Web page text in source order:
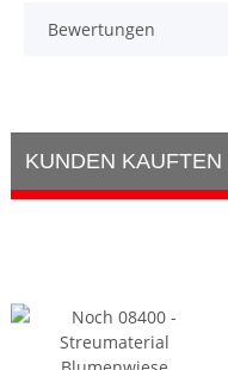
Bewertungen
KUNDEN